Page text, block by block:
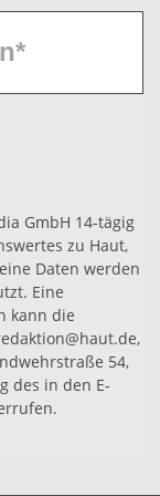
GmbH 14-tägig
zu Haut,
Daten werden
Eine
kann die
54,
des in den E-